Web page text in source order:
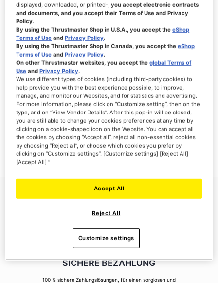
ANMELDEN
Passwort vergessen?
NEUE KUNDEN
Ihre Anmeldung hat viele Vorteile: schnellerer Bestellvorgang, speichern von mehreren
Adressen, Sendungsverfolgung und vieles mehr.
EIN KONTO ERSTELLEN
SICHERE BEZAHLUNG
100 % sichere Zahlungslösungen, für einen sorglosen und
displayed, downloaded, or printed-,you accept electronic contracts
and documents, and you accept their Terms of Use and Privacy
Policy.
By using the Thrustmaster Shop in U.S.A., you accept theeShop
Terms of Use andPrivacy Policy.
By using the Thrustmaster Shop in Canada, you accept theeShop
Terms of Use andPrivacy Policy.
On other Thrustmaster websites, you accept theglobal Terms of
Use andPrivacy Policy.
We use different types of cookies (including third-party cookies) to
help provide you with the best experience possible, to improve,
manage, and monitor our Websites, and for statistics and advertising.
For more information, please click on “Customize setting”, then on the
type, and on “View Vendor Details”. After this pop-in will be closed,
you are still able to change your cookies preferences at any time by
clicking on a cookie-shaped icon on the Website. You can accept all
the cookies by choosing “Accept all”, reject all non-essential cookies
by choosing “Reject all”, or choose which cookies you prefer by
clicking on “Customize settings”. [Customize settings] [Reject All]
[Accept All] ”
Reject All
Accept All
Customize settings